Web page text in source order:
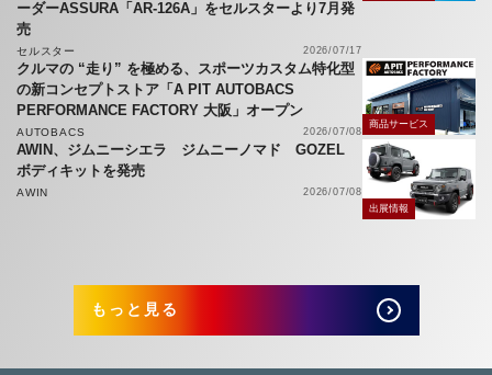
ーダーASSURA「AR-126A」をセルスターより7月発
売
セルスター 2026/07/17
クルマの “走り” を極める、スポーツカスタム特化型
の新コンセプトストア「A PIT AUTOBACS
PERFORMANCE FACTORY 大阪」オープン
AUTOBACS 2026/07/08
商品サービス
AWIN、ジムニーシエラ ジムニーノマド GOZEL
ボディキットを発売
AWIN
2026/07/08
出展情報
もっと見る